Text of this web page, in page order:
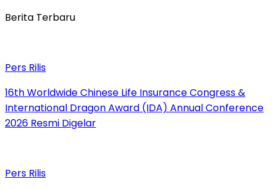
Berita Terbaru
Pers Rilis
16th Worldwide Chinese Life Insurance Congress &
International Dragon Award (IDA) Annual Conference
2026 Resmi Digelar
Pers Rilis